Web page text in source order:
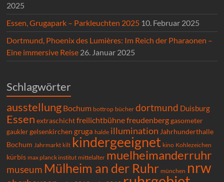
2025
Essen, Grugapark – Parkleuchten 2025 10. Februar 2025
Dortmund, Phoenix des Lumières: Im Reich der Pharaonen –
Eine immersive Reise 26. Januar 2025
Schlagwörter
ausstellung Bochum bottrop bücher dortmund Duisburg
Essen extraschicht freilichtbühnefreudenberg gasometer
gaukler gelsenkirchen gruga halde illumination Jahrhunderthalle
Bochum Jahrmarkt kilt kindergeeignet kino Kohlezeichen
kürbis max planck institut mittelalter muelheimanderruhr
museum Mülheim an der Ruhr münchen nrw